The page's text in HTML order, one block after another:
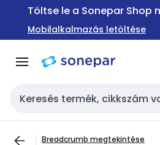
Ugrás a
Ugrás a
tartalomra
Töltse le a Sonepar Shop
Mobilalkalmazás letöltése
Keresési bemenet
Breadcrumb megtekintése